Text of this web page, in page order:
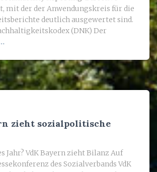
mit der der Anwendungskreis für die
deutlich ausgewertet sind.
(DNK) Der
zieht sozialpolitische
Jahr? VdK Bayern zieht Bilanz Auf
des Sozialverbands VdK